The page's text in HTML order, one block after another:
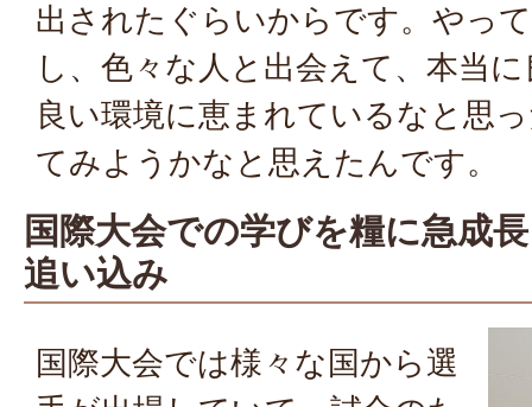
出されたぐらいからです。やっ
し、色々な人と出会えて、本当
良い環境に恵まれているなと思
てみようかなと思えたんです。
国際大会での学びを糧に急成
追い込み
国際大会では様々な国から選